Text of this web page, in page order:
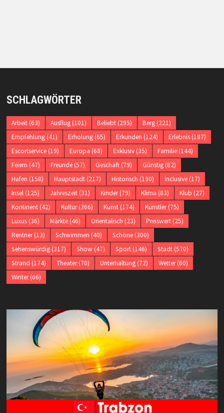
SCHLAGWÖRTER
Arbeit(63) Ausflug(101) Beliebt(295) Berg(221)
Empfehlung(41) Erholung(65) Erkunden (124) Erlebnis(187)
Escortservice(19) Europa (68) Exklusiv(35) Familie(144)
Feiern (47) Freunde(57) Geschäft(79) Günstig(82)
Hafen (158) Hauptstadt(217) Historisch (190) Inclusive(17)
Insel(125) Jahreszeit(31) Kinder(79) Klima (83) Klub (27)
Kontinent(42) Kultur(366) Kunst(174) Künstler(75)
Luxus(36) Märkte(46) Orientalisch (23) Preiswert(25)
Rentner(13) Schwimmen (40) Schöne(300)
Sehenswürdig(317) Show (47) Sport(146) Stadt(570)
Strand (174) Theater(70) Unterhaltung(72) Wetter(60)
Winter(66)